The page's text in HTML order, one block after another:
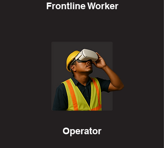
Frontline Worker
Operator